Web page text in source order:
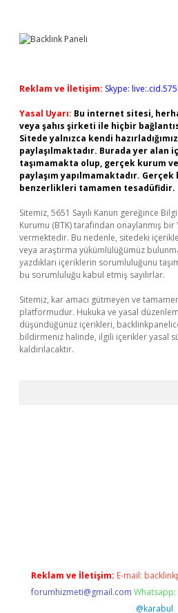
Reklam ve İletişim: Skype:
Yasal Uyarı: Bu internet sitesi,
veya şahıs şirketi ile hiçbir
Sitede yalnızca kendi
paylaşılmaktadır. Burada yer alan
taşımamakta olup, gerçek kurum
paylaşım yapılmamaktadır.
benzerlikleri tamamen tesadüfidir.
Sitemiz, 5651 Sayılı Kanun gereğince
Kurumu (BTK) tarafından onaylanmış bir
vermektedir. Bu nedenle, sitedeki
veya araştırma yükümlülüğümüz
yazdıkları içeriklerin sorumluluğunu
bu sorumluluğu kabul etmiş sayılırlar.
Sitemiz, kar amacı gütmeyen ve
platformudur. Hukuka ve yasal
düşündüğünüz içerikleri,
bildirmeniz halinde, ilgili içerikler yasal
kaldırılacaktır.
Reklam ve İletişim: E-mail:
forumhizmeti@gmail.com Whatsapp:
@karabul